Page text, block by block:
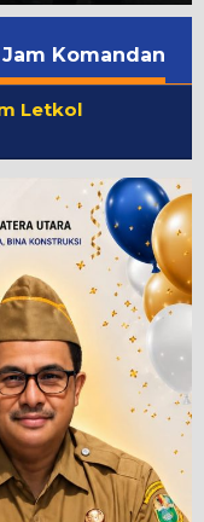
Komandan
Letkol